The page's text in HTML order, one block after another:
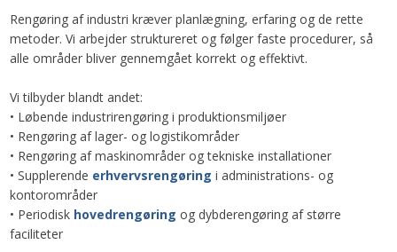
Rengøring af industri kræver planlægning, erfaring og de rette
metoder. Vi arbejder struktureret og følger faste procedurer, så
alle områder bliver gennemgået korrekt og effektivt.
Vi tilbyder blandt andet:
• Løbende industrirengøring i produktionsmiljøer
• Rengøring af lager- og logistikområder
• Rengøring af maskinområder og tekniske installationer
• Supplerende erhvervsrengøring i administrations- og
kontorområder
• Periodisk hovedrengøring og dybderengøring af større
faciliteter